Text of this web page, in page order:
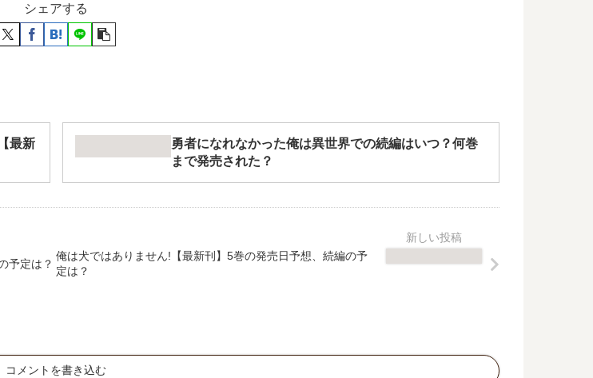
シェアする
最新
勇者になれなかった俺は異世界での続編はいつ？何巻
まで発売された？
予定は？
俺は犬ではありません!【最新刊】5巻の発売日予想、続編の予
定は？
コメントを書き込む